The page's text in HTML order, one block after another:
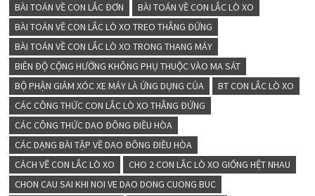
BÀI TOÁN VỀ CON LẮC ĐƠN
BÀI TOÁN VỀ CON LẮC LÒ XO
BÀI TOÁN VỀ CON LẮC LÒ XO TREO THẲNG ĐỨNG
BÀI TOÁN VỀ CON LẮC LÒ XO TRONG THANG MÁY
BIÊN ĐỘ CỘNG HƯỞNG KHÔNG PHỤ THUỘC VÀO MA SÁT
BỘ PHẬN GIẢM XÓC XE MÁY LÀ ỨNG DỤNG CỦA
BT CON LẮC LÒ XO
CÁC CÔNG THỨC CON LẮC LÒ XO THẲNG ĐỨNG
CÁC CÔNG THỨC DAO ĐÔNG ĐIỀU HÒA
CÁC DẠNG BÀI TẬP VỀ DAO ĐÔNG ĐIỀU HÒA
CÁCH VẼ CON LẮC LÒ XO
CHO 2 CON LẮC LÒ XO GIỐNG HỆT NHAU
CHON CAU SAI KHI NOI VE DAO DONG CUONG BUC